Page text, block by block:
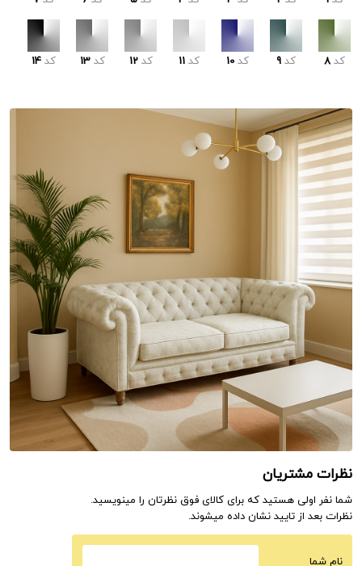
کد 8 کد 9 کد 10 کد 11 کد 12 کد 13 کد 14
نظرات مشتریان
شما نفر اولی هستید که برای کالای فوق نظرتان را مینویسید.
نظرات بعد از تایید نشان داده میشوند.
نام شما